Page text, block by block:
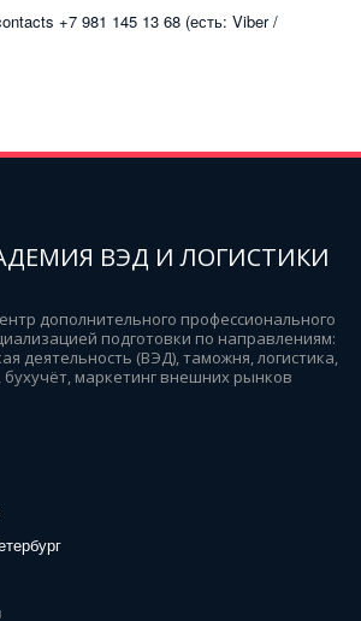
+7 981 145 13 68 (есть: Viber /
ВЭД И ЛОГИСТИКИ
дополнительного профессионального
подготовки по направлениям:
деятельность (ВЭД), таможня, логистика,
маркетинг внешних рынков